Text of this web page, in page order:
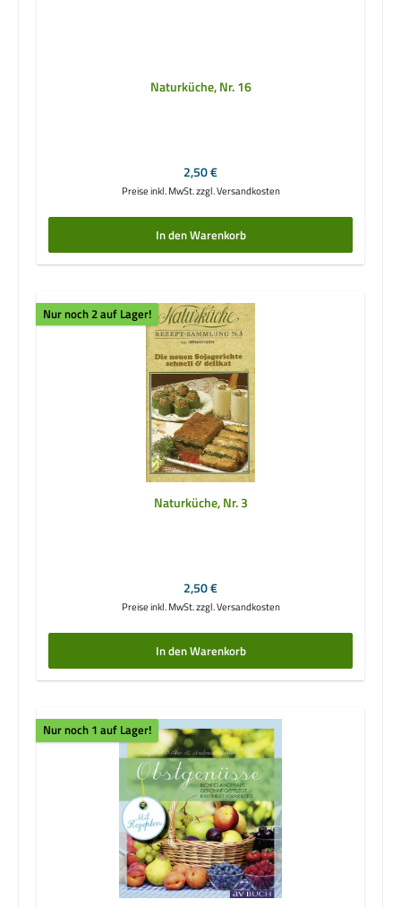
Naturküche, Nr. 16
Regulärer Preis:
2,50 €
Preise inkl. MwSt. zzgl. Versandkosten
In den Warenkorb
Nur noch 2 auf Lager!
Naturküche, Nr. 3
Regulärer Preis:
2,50 €
Preise inkl. MwSt. zzgl. Versandkosten
In den Warenkorb
Nur noch 1 auf Lager!